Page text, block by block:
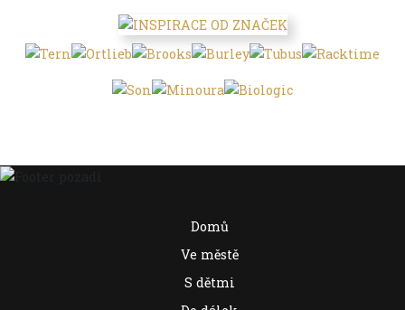
Domů
Ve městě
S dětmi